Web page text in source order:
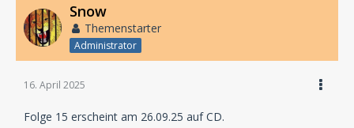
Snow
Themenstarter
Administrator
16. April 2025
Folge 15 erscheint am 26.09.25 auf CD.